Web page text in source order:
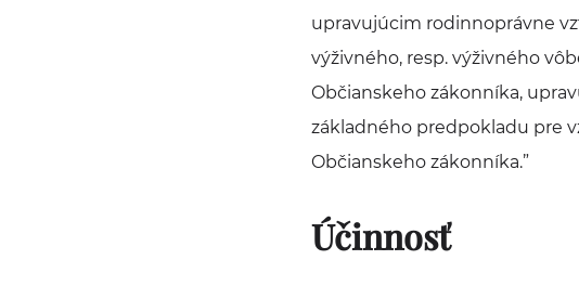
upravujúcim rodinnoprávne
výživného, resp. výživného
Občianskeho zákonníka,
základného predpokladu pre
Občianskeho zákonníka.”
Účinnosť